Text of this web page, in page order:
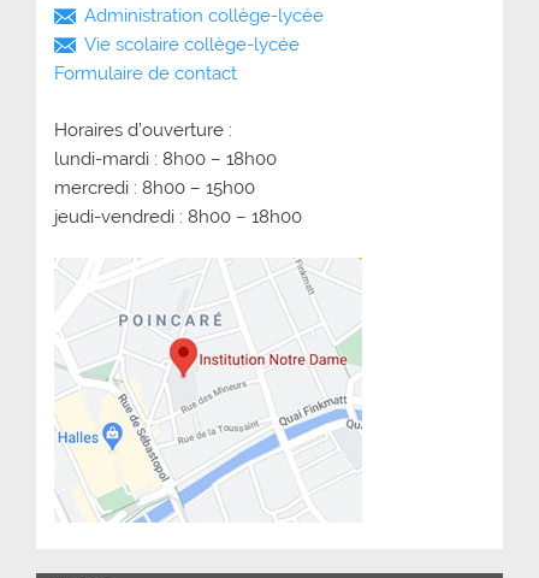
Administration collège-lycée
Vie scolaire collège-lycée
Formulaire de contact
Horaires d’ouverture :
lundi-mardi : 8h00 – 18h00
mercredi : 8h00 – 15h00
jeudi-vendredi : 8h00 – 18h00